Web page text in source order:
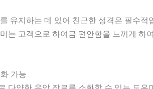
유지하는 데 있어 친근한 성격은 필수적
는 고객으로 하여금 편안함을 느끼게 하
가능